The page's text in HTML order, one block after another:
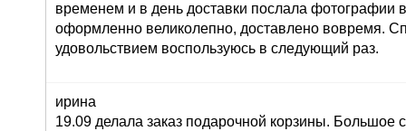
временем и в день доставки послала фотографии
оформленно великолепно, доставлено вовремя.
удовольствием воспользуюсь в следующий раз.
ирина
19.09 делала заказ подарочной корзины. Большое